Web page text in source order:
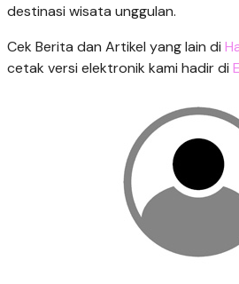
destinasi wisata unggulan.
Cek Berita dan Artikel yang lain di
cetak versi elektronik kami hadir di